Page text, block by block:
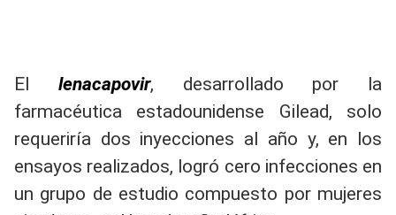
El lenacapovir, desarrollado por la
farmacéutica estadounidense Gilead, solo
requeriría dos inyecciones al año y, en los
ensayos realizados, logró cero infecciones en
un grupo de estudio compuesto por mujeres